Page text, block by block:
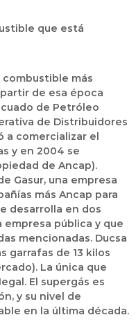
que está
combustible más
de esa época
de Petróleo
de Distribuidores
a comercializar el
y en 2004 se
de Ancap).
Gasur, una empresa
más Ancap para
desarrolla en dos
pública y que
mencionadas. Ducsa
garrafas de 13 kilos
La única que
El supergás es
y su nivel de
en la última década.